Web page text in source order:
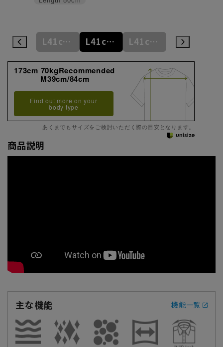
L41cm/78cm L41cm/80cm L41cm/82cm L41cm/84cm
173cm 70kgRecommended
M39cm/84cm
Find out more on your
body type
あくまでもサイズをご検討いただく際の目安となります。
商品説明
主な機能 機能一覧